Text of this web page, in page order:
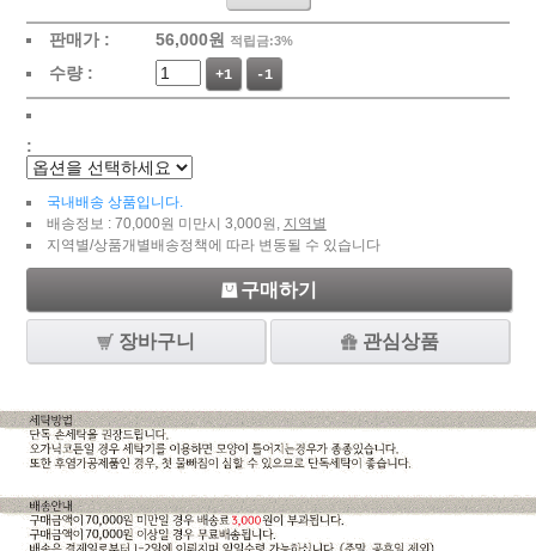
판매가 : 56,000원 적립금:3%
수량 : +1 -1
:
국내배송 상품입니다.
배송정보 : 70,000원 미만시 3,000원, 지역별
지역별/상품개별배송정책에 따라 변동될 수 있습니다
구매하기
장바구니 관심상품